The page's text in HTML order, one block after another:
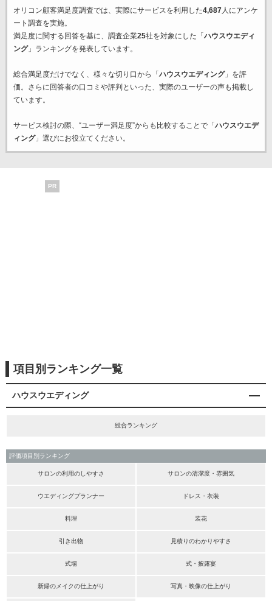
オリコン顧客満足度調査では、実際にサービスを利用した4,687人にアンケ
ート調査を実施。
満足度に関する回答を基に、調査企業25社を対象にした「 ハウスウエディ
ング」ランキングを発表しています。
総合満足度だけでなく、様々な切り口から「 ハウスウエディング」を評
価。さらに回答者の口コミや評判といった、実際のユーザーの声も掲載し
ています。
サービス検討の際、“ユーザー満足度”からも比較することで「 ハウスウエデ
ィング」選びにお役立てください。
PR
項目別ランキング一覧
ハウスウエディング
総合ランキング
評価項目別ランキング
サロンの利用のしやすさ サロンの清潔度・雰囲気
ウエディングプランナー ドレス・衣装
料理 装花
引き出物 見積りのわかりやすさ
式場 式・披露宴
新婦のメイクの仕上がり 写真・映像の仕上がり